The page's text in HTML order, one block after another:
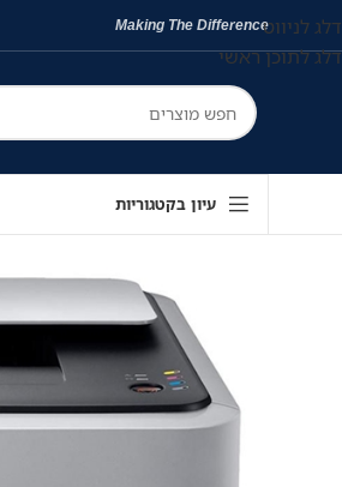
דלג לניווט
דלג לתוכן ראשי
Making The Difference
עיון בקטגוריות